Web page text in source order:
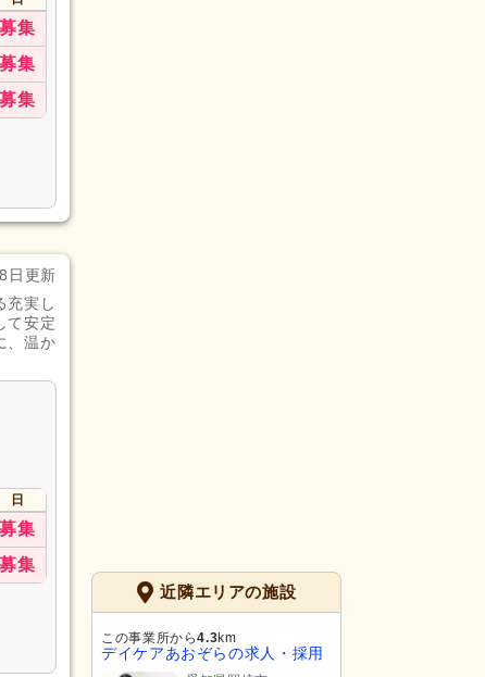
募集
募集
募集
日更新
充実し
て安定
、温か
日
募集
募集
近隣エリアの施設
この事業所から4.3km
デイケアあおぞらの求人・採用